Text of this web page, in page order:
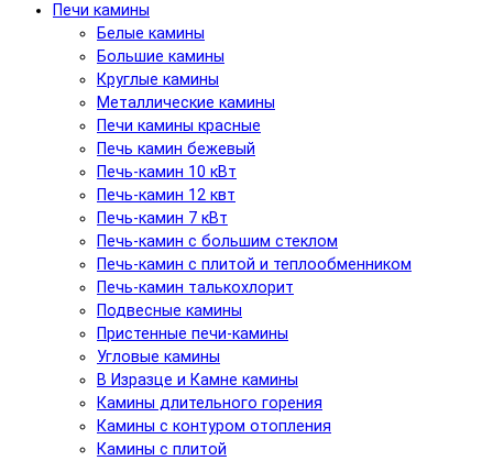
Печи камины
Белые камины
Большие камины
Круглые камины
Металлические камины
Печи камины красные
Печь камин бежевый
Печь-камин 10 кВт
Печь-камин 12 квт
Печь-камин 7 кВт
Печь-камин с большим стеклом
Печь-камин с плитой и теплообменником
Печь-камин талькохлорит
Подвесные камины
Пристенные печи-камины
Угловые камины
В Изразце и Камне камины
Камины длительного горения
Камины с контуром отопления
Камины с плитой